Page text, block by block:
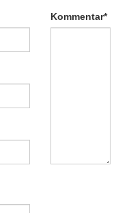
Pflichtfeld
Kommentar*